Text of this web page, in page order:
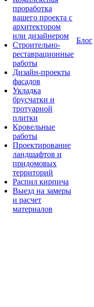
проработка
вашего проекта с
архитектором
или дизайнером
Строительно-
реставрационные
работы
Дизайн-проекты
фасадов
Укладка
брусчатки и
тротуарной
плитки
Кровельные
работы
Проектирование
ландшафтов и
придомовых
территорий
Распил кирпича
Выезд на замеры
и расчет
материалов
Блог